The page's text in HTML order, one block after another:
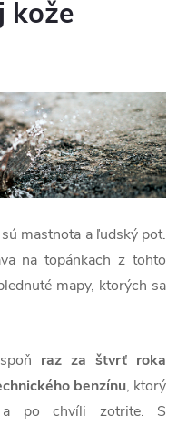
kože
mastnota a ľudský pot.
na topánkach z tohto
mapy, ktorých sa
raz za štvrť roka
benzínu, ktorý
a po chvíli zotrite. S